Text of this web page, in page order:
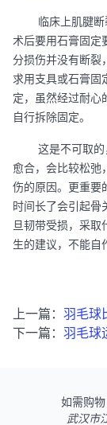
临床上肌腱
术后要用石膏固定
分损伤并没有断裂
求用支具或石膏固
定，虽然经过耐心
自行拆除固定。
这是不可取的
愈合，会比较松弛
伤的原因。更重要
时间长了会引起骨
旦韧带受损，采取
生的建议，不能自
上一篇： 羽毛球
下一篇： 羽毛球
如需购
武汉市